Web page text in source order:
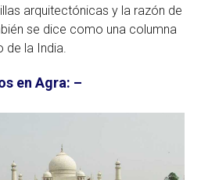
arquitectónicas y la razón de
se dice como una columna
de la India.
en Agra: –